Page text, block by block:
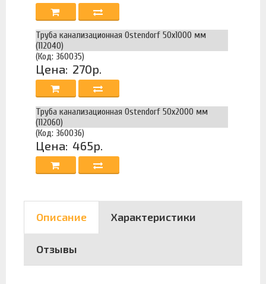
Труба канализационная Ostendorf 50х1000 мм
(112040)
(Код: 360035)
Цена: 270р.
Труба канализационная Ostendorf 50х2000 мм
(112060)
(Код: 360036)
Цена: 465р.
Описание Характеристики
Отзывы